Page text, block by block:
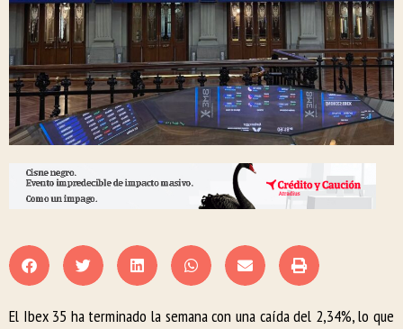
El Ibex 35 ha terminado la semana con una caída del 2,34%, lo que